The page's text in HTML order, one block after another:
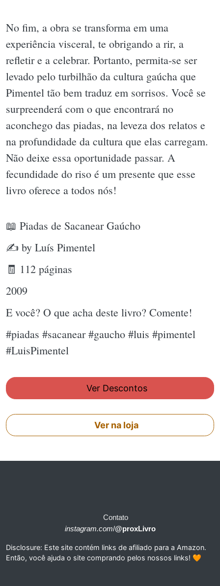
No fim, a obra se transforma em uma
experiência visceral, te obrigando a rir, a
refletir e a celebrar. Portanto, permita-se ser
levado pelo turbilhão da cultura gaúcha que
Pimentel tão bem traduz em sorrisos. Você se
surpreenderá com o que encontrará no
aconchego das piadas, na leveza dos relatos e
na profundidade da cultura que elas carregam.
Não deixe essa oportunidade passar. A
fecundidade do riso é um presente que esse
livro oferece a todos nós!
📖 Piadas de Sacanear Gaúcho
✍ by Luís Pimentel
🧾 112 páginas
2009
E você? O que acha deste livro? Comente!
#piadas #sacanear #gaucho #luis #pimentel
#LuisPimentel
Ver Descontos
Ver na loja
Contato
instagram.com/@proxLivro
Disclosure: Este site contém links de afiliado para a Amazon.
Então, você ajuda o site comprando pelos nossos links! 🧡